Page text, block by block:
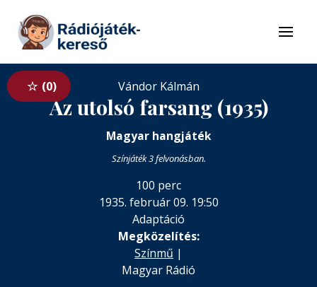
Tovább a tartalomhoz
Menü
0 Vándor Kálmán
Az utolsó farsang (1935)
Magyar hangjáték
Színjáték 3 felvonásban.
100 perc
1935. február 09. 19:50
Adaptáció
Megközelítés:
Színmű |
Magyar Rádió